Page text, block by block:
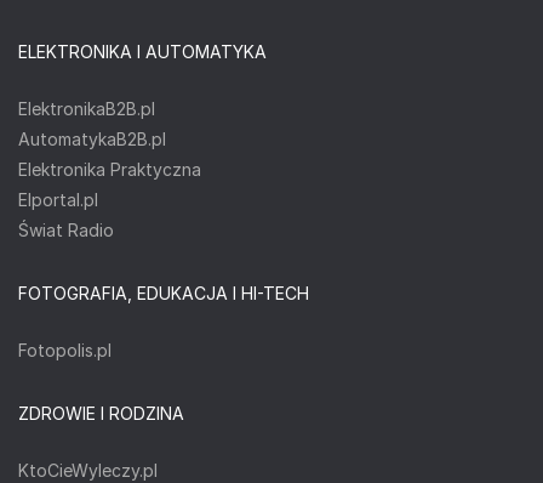
ELEKTRONIKA I AUTOMATYKA
ElektronikaB2B.pl
AutomatykaB2B.pl
Elektronika Praktyczna
Elportal.pl
Świat Radio
FOTOGRAFIA, EDUKACJA I HI-TECH
Fotopolis.pl
ZDROWIE I RODZINA
KtoCieWyleczy.pl